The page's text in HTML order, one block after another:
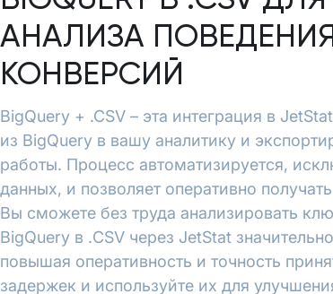
АНАЛИЗА
КОНВЕРСИЙ
BigQuery + .CSV – эта интеграция в
из BigQuery в вашу аналитику и
работы. Процесс автоматизируется,
данных, и позволяет оперативно
Вы сможете без труда анализировать
BigQuery в .CSV через JetStat
повышая оперативность и точность
задержек и используйте их для